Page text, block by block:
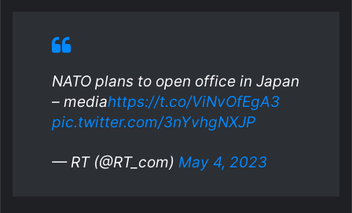
NATO plans to open office in Japan
– mediahttps://t.co/ViNvOfEgA3
pic.twitter.com/3nYvhgNXJP
— RT (@RT_com) May 4, 2023